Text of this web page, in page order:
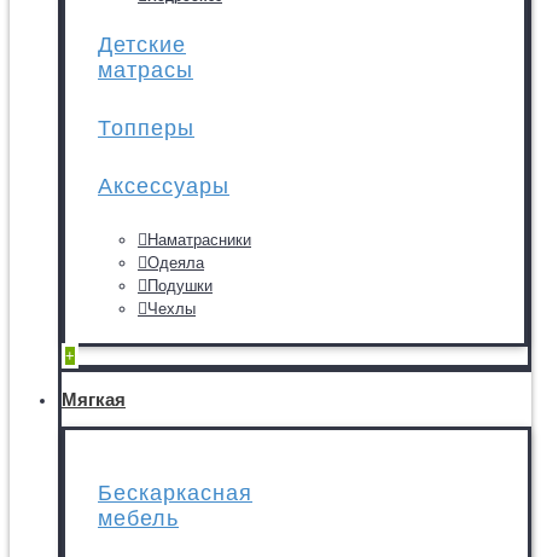
Детские
матрасы
Топперы
Аксессуары
Наматрасники
Одеяла
Подушки
Чехлы
+
Мягкая
Бескаркасная
мебель